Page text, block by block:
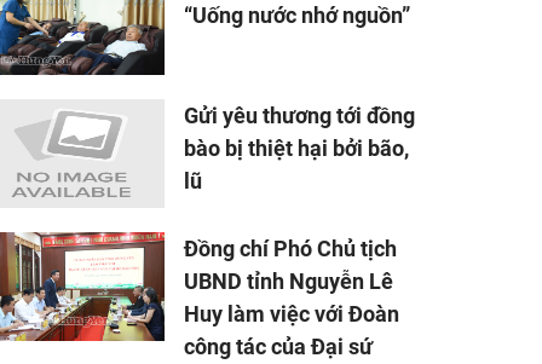
“Uống nước nhớ nguồn”
Gửi yêu thương tới đồng
bào bị thiệt hại bởi bão,
lũ
Đồng chí Phó Chủ tịch
UBND tỉnh Nguyễn Lê
Huy làm việc với Đoàn
công tác của Đại sứ